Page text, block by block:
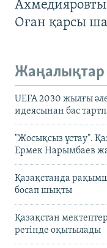
Оған қарсы
Жаңалықтар
UEFA 2030 жылғы
идеясынан бас
"Жосықсыз ұстау".
Ермек Нарымбаев
Қазақстанда
босап шықты
Қазақстан
ретінде оқытылады